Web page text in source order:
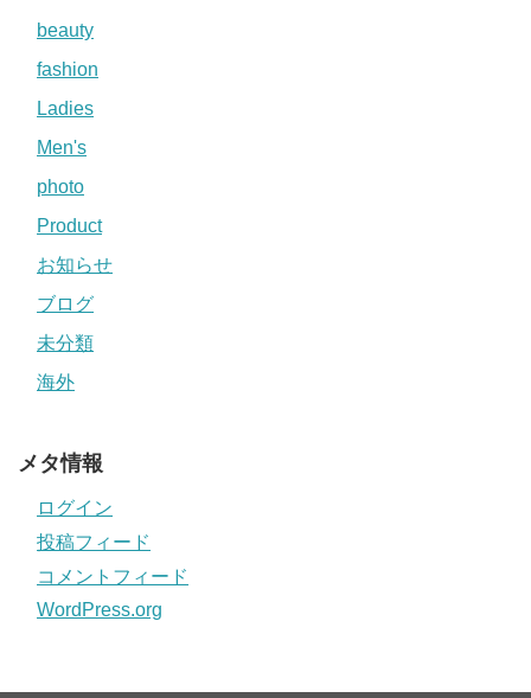
beauty
fashion
Ladies
Men's
photo
Product
お知らせ
ブログ
未分類
海外
メタ情報
ログイン
投稿フィード
コメントフィード
WordPress.org